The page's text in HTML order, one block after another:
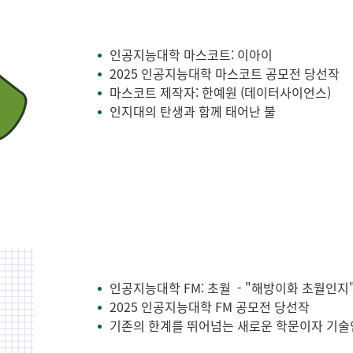
• 인공지능대학 마스코트: 이아이
• 2025 인공지능대학 마스코트 공모전 당선작
• 마스코트 제작자: 한예원 (데이터사이언스)
• 인지대의 탄생과 함께 태어난 불
• 인공지능대학 FM: 초월 - "해방이화 초월인지"
• 2025 인공지능대학 FM 공모전 당선작
• 기존의 한계를 뛰어넘는 새로운 학문이자 기